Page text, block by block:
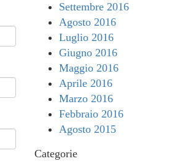
Settembre 2016
Agosto 2016
Luglio 2016
Giugno 2016
Maggio 2016
Aprile 2016
Marzo 2016
Febbraio 2016
Agosto 2015
Categorie